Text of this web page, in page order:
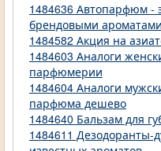
1484636 Автопарфюм -
брендовыми
1484582 Акция на
1484603 Аналоги
парфюмерии
1484604 Аналоги
парфюма дешево
1484640 Бальзам для
1484611 Дезодоранты-